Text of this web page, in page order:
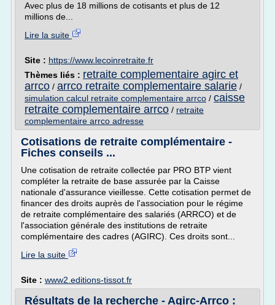
Avec plus de 18 millions de cotisants et plus de 12
millions de...
Lire la suite
Site : https://www.lecoinretraite.fr
Thèmes liés : retraite complementaire agirc et
arrco / arrco retraite complementaire salarie /
simulation calcul retraite complementaire arrco / caisse
retraite complementaire arrco / retraite
complementaire arrco adresse
Cotisations de retraite complémentaire -
Fiches conseils ...
Une cotisation de retraite collectée par PRO BTP vient
compléter la retraite de base assurée par la Caisse
nationale d'assurance vieillesse. Cette cotisation permet de
financer des droits auprès de l'association pour le régime
de retraite complémentaire des salariés (ARRCO) et de
l'association générale des institutions de retraite
complémentaire des cadres (AGIRC). Ces droits sont...
Lire la suite
Site : www2.editions-tissot.fr
Résultats de la recherche - Agirc-Arrco :